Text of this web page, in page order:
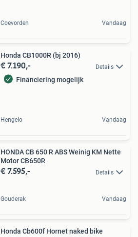
Coevorden Vandaag
Honda CB1000R (bj 2016)
€ 7.190,- Details
Financiering mogelijk
Hengelo Vandaag
HONDA CB 650 R ABS Weinig KM Nette
Motor CB650R
€ 7.595,- Details
Gouderak Vandaag
Honda Cb600f Hornet naked bike